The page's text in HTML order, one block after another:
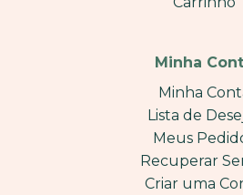
Minha
Minha
Lista de
Meus
Recuperar
Criar uma